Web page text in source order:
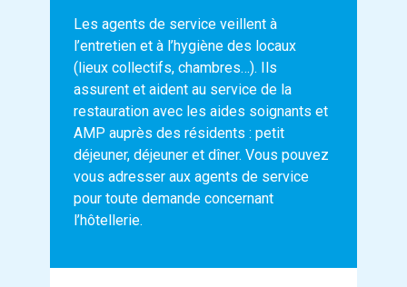
Les agents de service veillent à
l’entretien et à l’hygiène des locaux
(lieux collectifs, chambres…). Ils
assurent et aident au service de la
restauration avec les aides soignants et
AMP auprès des résidents : petit
déjeuner, déjeuner et dîner. Vous pouvez
vous adresser aux agents de service
pour toute demande concernant
l’hôtellerie.